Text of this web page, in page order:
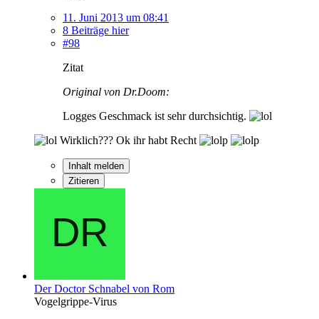
11. Juni 2013 um 08:41
8 Beiträge hier
#98
Zitat
Original von Dr.Doom:
Logges Geschmack ist sehr durchsichtig.
Wirklich??? Ok ihr habt Recht
Inhalt melden
Zitieren
Der Doctor Schnabel von Rom
Vogelgrippe-Virus